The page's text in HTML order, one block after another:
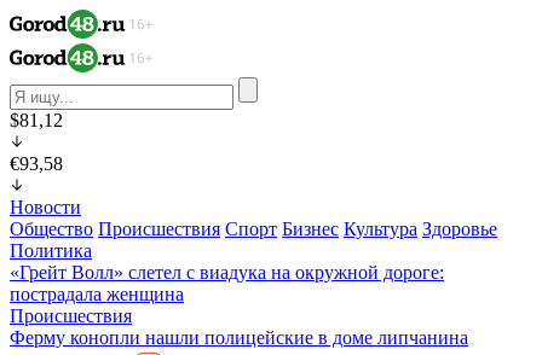
$81,12
€93,58
Новости
Общество Происшествия Спорт Бизнес Культура Здоровье
Политика
«Грейт Волл» слетел с виадука на окружной дороге:
пострадала женщина
Происшествия
Ферму конопли нашли полицейские в доме липчанина